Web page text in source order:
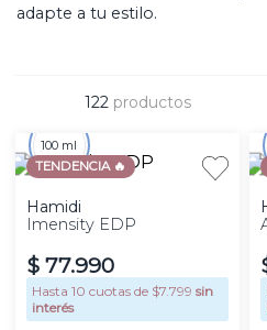
adapte a tu estilo.
122 productos
TENDENCIA 🔥
100 ml
Hamidi
Imensity EDP
$ 77.990
Hasta 10 cuotas de $7.799 sin
interés